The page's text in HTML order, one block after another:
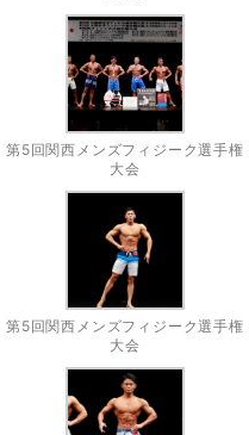
第5回関西メンズフィジーク選手権
大会
第5回関西メンズフィジーク選手権
大会